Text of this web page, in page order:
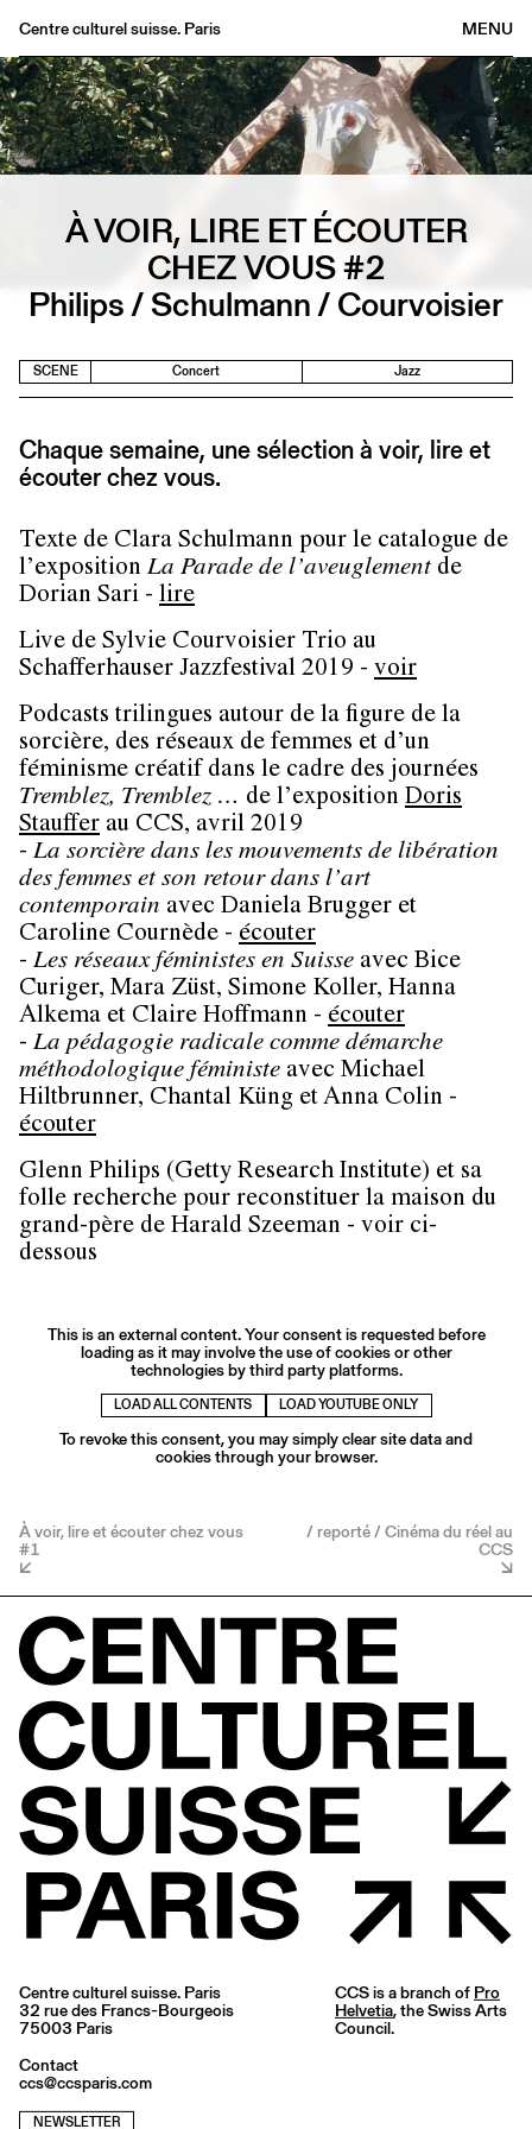
MENU
Centre culturel suisse. Paris
Agenda
Bookshop
Buvette
Medias
About
À VOIR, LIRE ET ÉCOUTER
CHEZ VOUS #2
Philips / Schulmann / Courvoisier
SCENE Concert Jazz
Chaque semaine, une sélection à voir, lire et
écouter chez vous.
Texte de Clara Schulmann pour le catalogue de
l’exposition La Parade de l’aveuglementde
Dorian Sari - lire
Live de Sylvie Courvoisier Trio au
Schafferhauser Jazzfestival 2019 - voir
Podcasts trilingues autour de la figure de la
sorcière, des réseaux de femmes et d’un
féminisme créatif dans le cadre des journées
Tremblez, Tremblez … de l’exposition Doris
Stauffer au CCS, avril 2019
- La sorcière dans les mouvements de libération
des femmes et son retour dans l’art
contemporain avec Daniela Brugger et
Caroline Cournède - écouter
- Les réseaux féministes en Suisse avec Bice
Curiger, Mara Züst, Simone Koller, Hanna
Alkema et Claire Hoffmann - écouter
- La pédagogie radicale comme démarche
méthodologique féministe avec Michael
Hiltbrunner, Chantal Küng et Anna Colin -
écouter
Glenn Philips (Getty Research Institute) et sa
folle recherche pour reconstituer la maison du
grand-père de Harald Szeeman - voir ci-
dessous
This is an external content. Your consent is requested before
loading as it may involve the use of cookies or other
technologies by third party platforms.
LOAD ALL CONTENTS LOAD YOUTUBE ONLY
To revoke this consent, you may simply clear site data and
cookies through your browser.
À voir, lire et écouter chez vous
#1
/ reporté / Cinéma du réel au
CCS
Centre culturel suisse. Paris
32 rue des Francs-Bourgeois
75003 Paris
Contact
ccs@ccsparis.com
NEWSLETTER
CCS is a branch of Pro
Helvetia, the Swiss Arts
Council.